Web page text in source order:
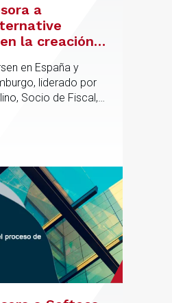
a
la creación
dirigido a
de pymes
en España y
liderado por
Socio de Fiscal,
hasta el primer